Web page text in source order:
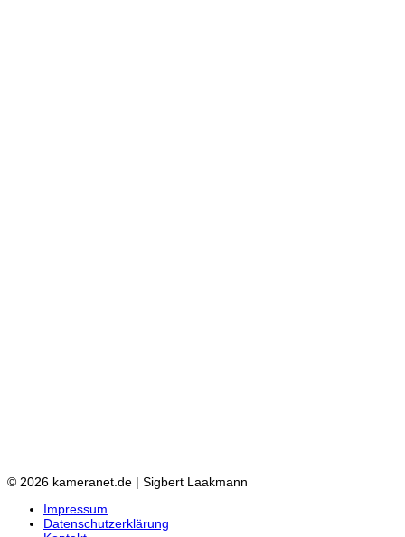
© 2026 kameranet.de | Sigbert Laakmann
Impressum
Datenschutzerklärung